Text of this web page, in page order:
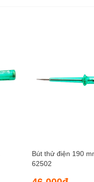
Bút thử điện 190
62502